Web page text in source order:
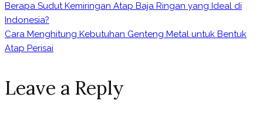
Post
navigation
Berapa Sudut Kemiringan Atap Baja Ringan yang Ideal di
Indonesia?
Cara Menghitung Kebutuhan Genteng Metal untuk Bentuk
Atap Perisai
Leave a Reply